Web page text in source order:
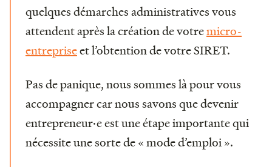
quelques démarches administratives vous
attendent après la création de votremicro-
entrepriseet l’obtention de votre SIRET.
Pas de panique, nous sommes là pour vous
accompagner car nous savons que devenir
entrepreneur·e est une étape importante qui
nécessite une sorte de « mode d’emploi ».